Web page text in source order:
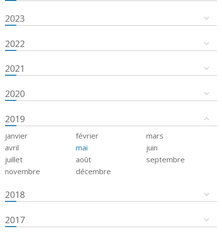
2023
2022
2021
2020
2019
janvier février
mars
avril
mai
juin
juillet
août
septembre
novembre
décembre
2018
2017